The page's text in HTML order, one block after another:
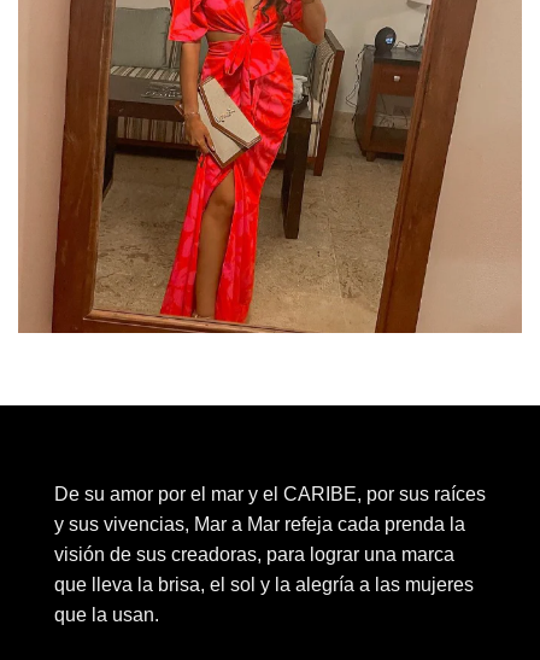
De su amor por el mar y el CARIBE, por sus raíces
y sus vivencias, Mar a Mar refeja cada prenda la
visión de sus creadoras, para lograr una marca
que lleva la brisa, el sol y la alegría a las mujeres
que la usan.